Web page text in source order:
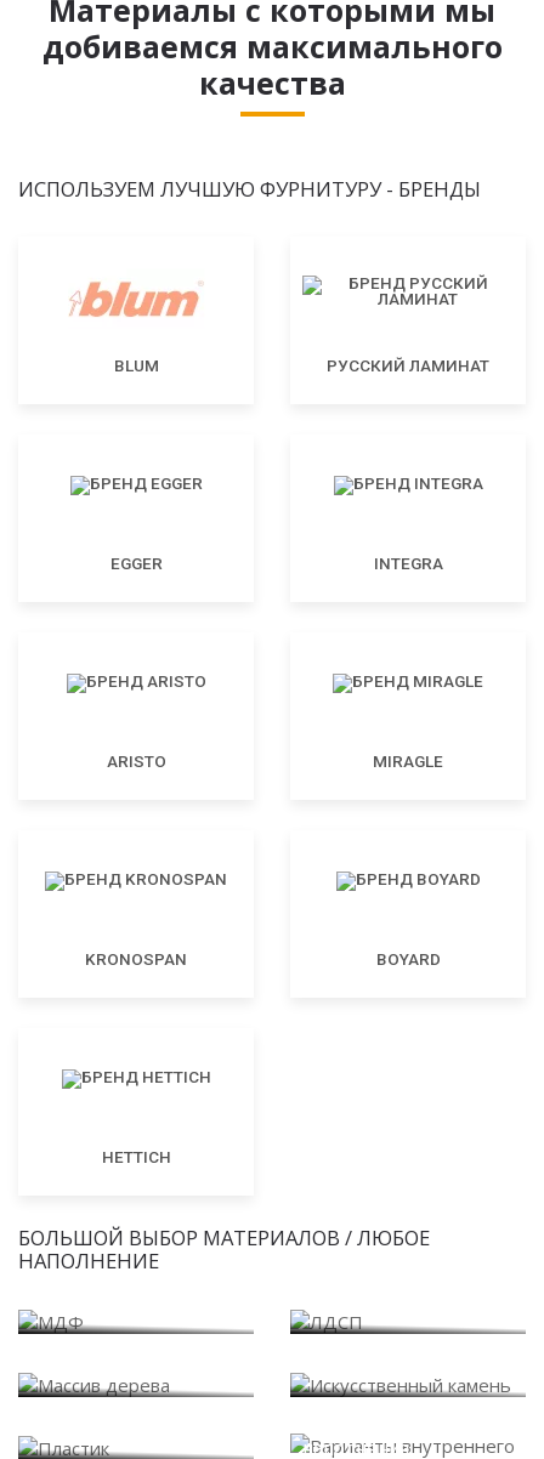
Материалы с которыми мы
добиваемся максимального
качества
ИСПОЛЬЗУЕМ ЛУЧШУЮ ФУРНИТУРУ - БРЕНДЫ
BLUM РУССКИЙ ЛАМИНАТ
EGGER INTEGRA
ARISTO MIRAGLE
KRONOSPAN BOYARD
HETTICH
БОЛЬШОЙ ВЫБОР МАТЕРИАЛОВ / ЛЮБОЕ
НАПОЛНЕНИЕ
наполнения